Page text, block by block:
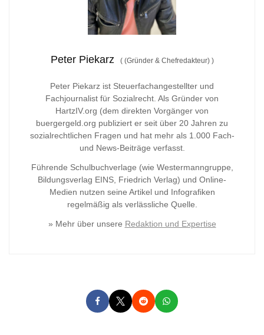
Peter Piekarz ((Gründer & Chefredakteur) )
Peter Piekarz ist Steuerfachangestellter und
Fachjournalist für Sozialrecht. Als Gründer von
HartzIV.org (dem direkten Vorgänger von
buergergeld.org publiziert er seit über 20 Jahren zu
sozialrechtlichen Fragen und hat mehr als 1.000 Fach-
und News-Beiträge verfasst.
Führende Schulbuchverlage (wie Westermanngruppe,
Bildungsverlag EINS, Friedrich Verlag) und Online-
Medien nutzen seine Artikel und Infografiken
regelmäßig als verlässliche Quelle.
» Mehr über unsere Redaktion und Expertise